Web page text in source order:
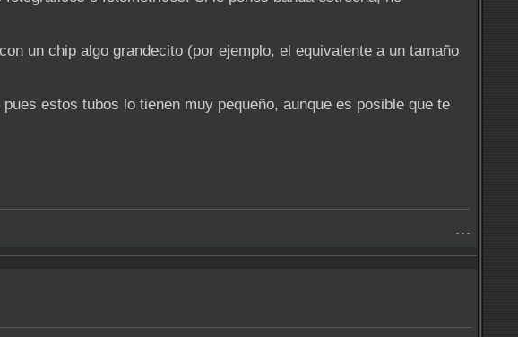
un chip algo grandecito (por ejemplo, el equivalente a un tamaño
estos tubos lo tienen muy pequeño, aunque es posible que te
- - -